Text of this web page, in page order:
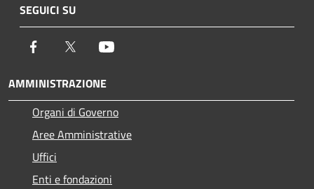
SEGUICI SU
Facebook Twitter
AMMINISTRAZIONE
Organi di Governo
Aree Amministrative
Uffici
Enti e fondazioni